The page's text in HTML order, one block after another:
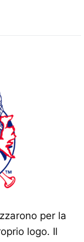
per la
logo. Il